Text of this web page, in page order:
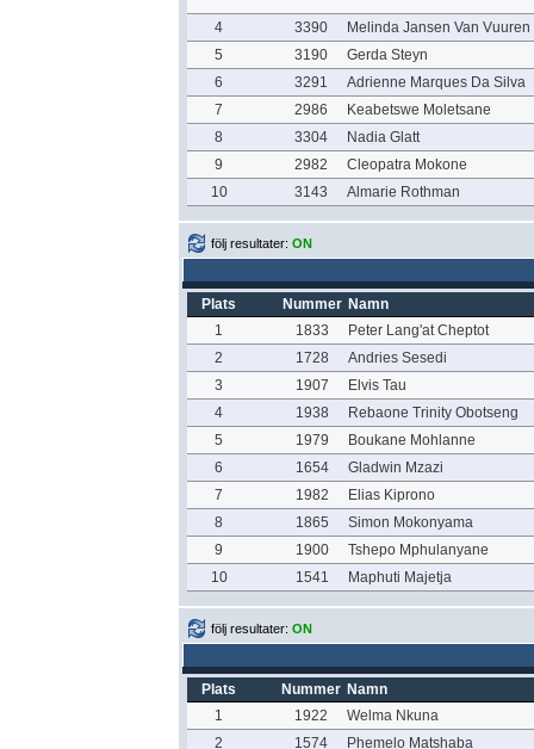
4 3390
Melinda Jansen Van Vuuren
5
3190
Gerda Steyn
6
3291
Adrienne Marques Da Silva
7
2986
Keabetswe Moletsane
8
3304
Nadia Glatt
9
2982
Cleopatra Mokone
10
3143 Almarie Rothman
följ resultater: ON
Plats Nummer Namn
1
1833
Peter Lang'at Cheptot
2
1728
Andries Sesedi
3
1907
Elvis Tau
4
1938
Rebaone Trinity Obotseng
5
1979
Boukane Mohlanne
6
1654
Gladwin Mzazi
7
1982
Elias Kiprono
8
1865
Simon Mokonyama
9
1900
Tshepo Mphulanyane
10
1541 Maphuti Majetja
följ resultater: ON
Plats Nummer Namn
1
1922
Welma Nkuna
2
1574 Phemelo Matshaba